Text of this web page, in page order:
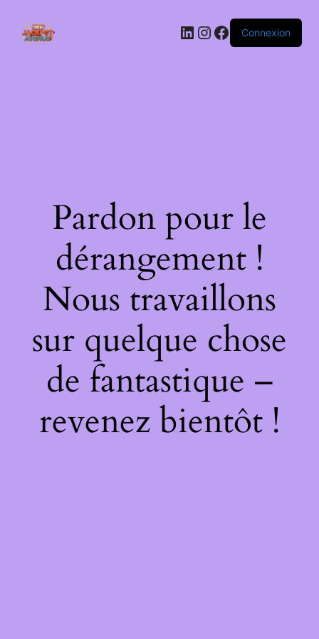
LinkedIn
Instagram
Facebook
Connexion
Pardon pour le
dérangement !
Nous travaillons
sur quelque chose
de fantastique –
revenez bientôt !